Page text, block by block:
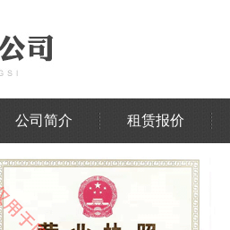
公司简介 租赁报价